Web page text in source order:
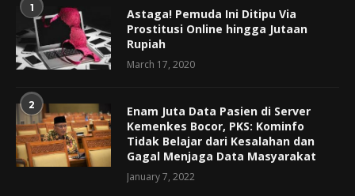
1
Astaga! Pemuda Ini Ditipu Via
Prostitusi Online hingga Jutaan
Rupiah
March 17, 2020
2
Enam Juta Data Pasien di Server
Kemenkes Bocor, PKS: Kominfo
Tidak Belajar dari Kesalahan dan
Gagal Menjaga Data Masyarakat
January 7, 2022